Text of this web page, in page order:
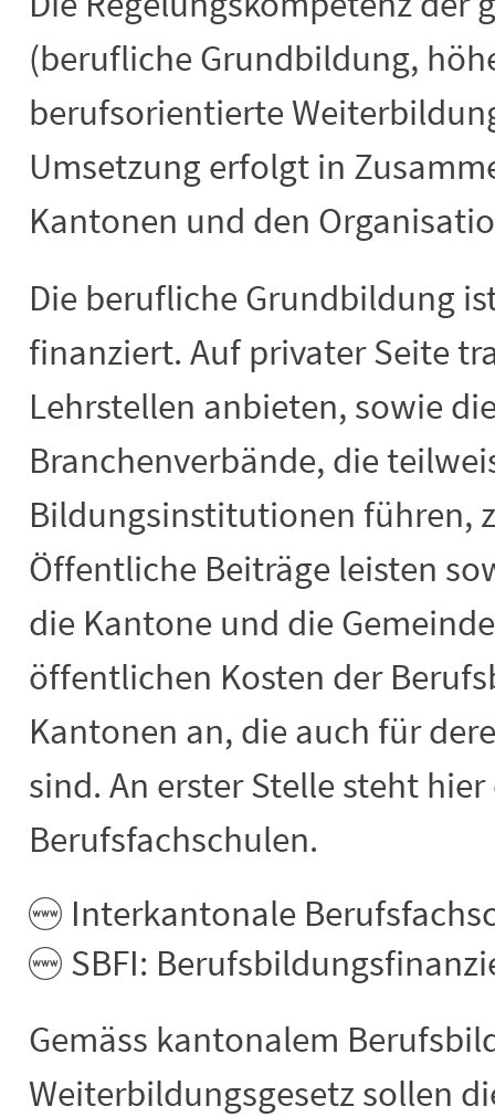
(berufliche Grundbildung,
berufsorientierte
Umsetzung erfolgt in
Kantonen und den
Die berufliche Grundbildung
finanziert. Auf privater Seite
Lehrstellen anbieten, sowie
Branchenverbände, die
Bildungsinstitutionen führen,
Öffentliche Beiträge leisten
die Kantone und die
öffentlichen Kosten der
Kantonen an, die auch für
sind. An erster Stelle steht
Berufsfachschulen.
Interkantonale
SBFI:
Gemäss kantonalem
Weiterbildungsgesetz sollen